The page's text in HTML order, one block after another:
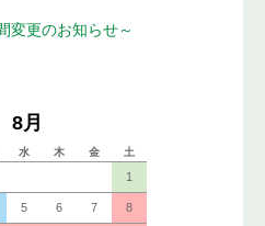
変更のお知らせ～